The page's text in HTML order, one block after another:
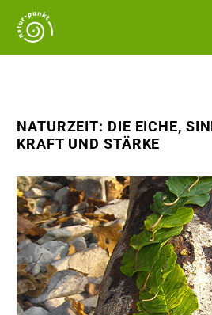
NATURZEIT: DIE EICHE,
KRAFT UND STÄRKE